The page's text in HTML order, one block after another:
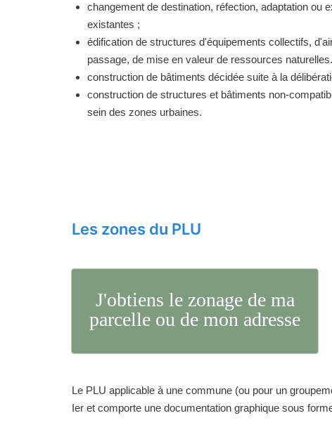
changement de destination, réfection, adaptation ou
existantes ;
édification de structures d'équipements collectifs,
passage, de mise en valeur de ressources
construction de bâtiments décidée suite à la
construction de structures et bâtiments non-
sein des zones urbaines.
Les zones du PLU
J'obtiens le zonage de ma
parcelle ou de mon adresse
Le PLU applicable à une commune (ou pour un
Ier et comporte une documentation graphique sous